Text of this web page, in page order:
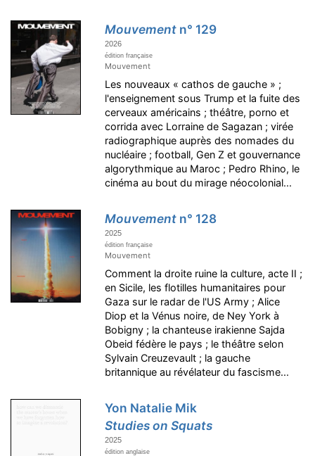
Mouvement n° 129
2026
édition française
Mouvement
Les nouveaux « cathos de gauche » ;
l'enseignement sous Trump et la fuite des
cerveaux américains ; théâtre, porno et
corrida avec Lorraine de Sagazan ; virée
radiographique auprès des nomades du
nucléaire ; football, Gen Z et gouvernance
algorythmique au Maroc ; Pedro Rhino, le
cinéma au bout du mirage néocolonial...
Mouvement n° 128
2025
édition française
Mouvement
Comment la droite ruine la culture, acte II ;
en Sicile, les flotilles humanitaires pour
Gaza sur le radar de l'US Army ; Alice
Diop et la Vénus noire, de Ney York à
Bobigny ; la chanteuse irakienne Sajda
Obeid fédère le pays ; le théâtre selon
Sylvain Creuzevault ; la gauche
britannique au révélateur du fascisme...
Yon Natalie Mik
Studies on Squats
2025
édition anglaise